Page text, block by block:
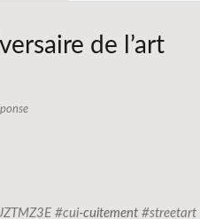
de l’art
#cui-cuitement #streetart